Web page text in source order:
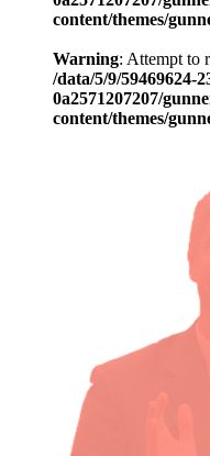
content/themes/
Warning: Attempt to
/data/5/9/59469624-
0a2571207207/
content/themes/